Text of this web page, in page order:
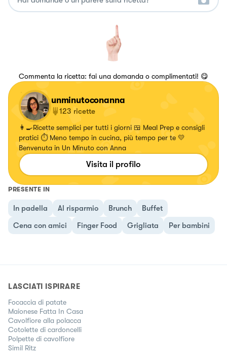
Commenta la ricetta: fai una domanda o complimentati! 😋
unminutoconanna
123 ricette
👩‍🍳Ricette semplici per tutti i giorni 🍱 Meal Prep e consigli
pratici ⏱️ Meno tempo in cucina, più tempo per te 💛
Benvenuta in Un Minuto con Anna
Visita il profilo
PRESENTE IN
In padella Al risparmio Brunch
Buffet
Cena con amici
Finger Food Grigliata Per bambini
LASCIATI ISPIRARE
Focaccia di patate
Maionese Fatta In Casa
Cavolfiore alla polacca
Cotolette di cardoncelli
Polpette di cavolfiore
Simil Ritz